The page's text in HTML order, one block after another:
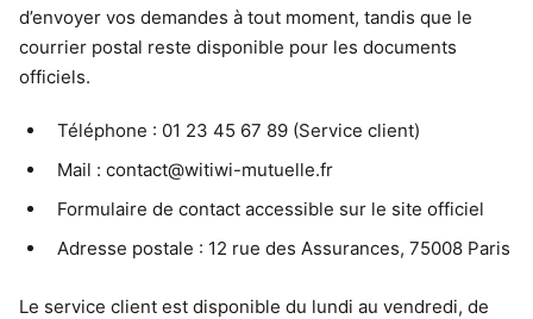
d’envoyer vos demandes à tout moment, tandis que le
courrier postal reste disponible pour les documents
officiels.
Téléphone : 01 23 45 67 89 (Service client)
Mail : contact@witiwi-mutuelle.fr
Formulaire de contact accessible sur le site officiel
Adresse postale : 12 rue des Assurances, 75008 Paris
Le service client est disponible du lundi au vendredi, de